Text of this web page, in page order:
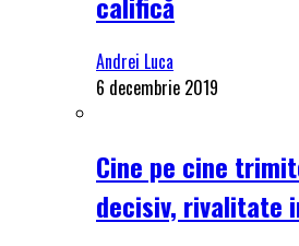
Andrei Luca
6 decembrie 2019
Cine pe cine
decisiv, rivalitate